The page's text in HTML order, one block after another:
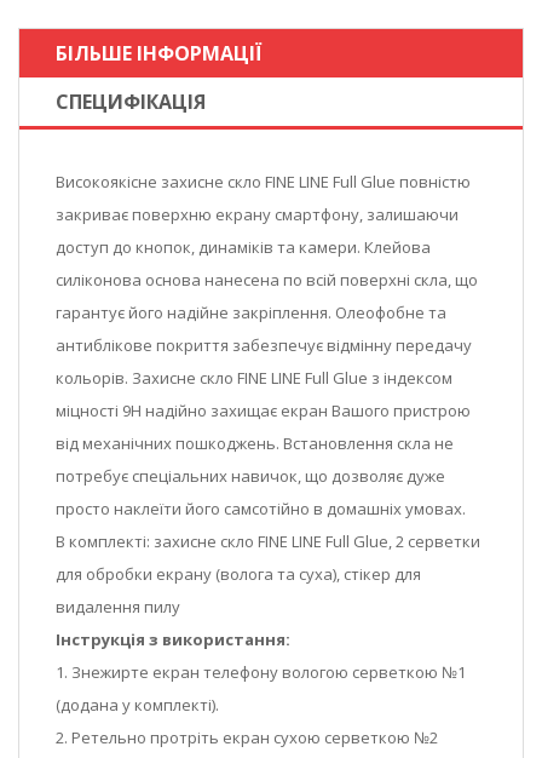
БІЛЬШЕ ІНФОРМАЦІЇ
СПЕЦИФІКАЦІЯ
Високоякісне захисне скло FINE LINE Full Glue повністю
закриває поверхню екрану смартфону, залишаючи
доступ до кнопок, динаміків та камери. Клейова
силіконова основа нанесена по всій поверхні скла, що
гарантує його надійне закріплення. Олеофобне та
антиблікове покриття забезпечує відмінну передачу
кольорів. Захисне скло FINE LINE Full Glue з індексом
міцності 9Н надійно захищає екран Вашого пристрою
від механічних пошкоджень. Встановлення скла не
потребує спеціальних навичок, що дозволяє дуже
просто наклеїти його самсотійно в домашніх умовах.
В комплекті: захисне скло FINE LINE Full Glue, 2 серветки
для обробки екрану (волога та суха), стікер для
видалення пилу
Інструкція з використання:
1. Знежирте екран телефону вологою серветкою №1
(додана у комплекті).
2. Ретельно протріть екран сухою серветкою №2